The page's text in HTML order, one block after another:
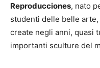
Reproducciones, nato
studenti delle belle
create negli anni, quasi
importanti sculture del